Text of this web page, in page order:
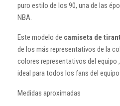
puro estilo de los 90, una de las
NBA.
Este modelo de camiseta de
de los más representativos de la
colores representativos del equipo
ideal para todos los fans del
Medidas aproximadas